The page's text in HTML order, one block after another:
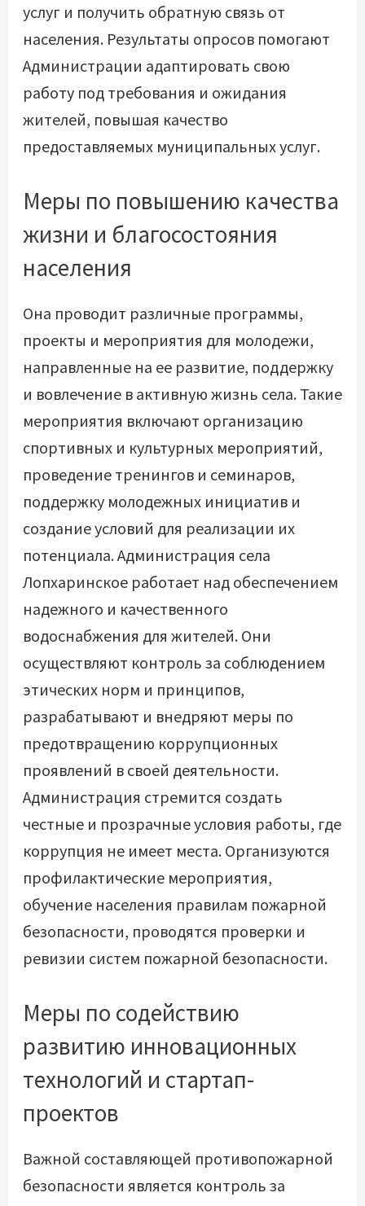
услуг и получить обратную связь от
населения. Результаты опросов помогают
Администрации адаптировать свою
работу под требования и ожидания
жителей, повышая качество
предоставляемых муниципальных услуг.
Меры по повышению качества
жизни и благосостояния
населения
Она проводит различные программы,
проекты и мероприятия для молодежи,
направленные на ее развитие, поддержку
и вовлечение в активную жизнь села. Такие
мероприятия включают организацию
спортивных и культурных мероприятий,
проведение тренингов и семинаров,
поддержку молодежных инициатив и
создание условий для реализации их
потенциала. Администрация села
Лопхаринское работает над обеспечением
надежного и качественного
водоснабжения для жителей. Они
осуществляют контроль за соблюдением
этических норм и принципов,
разрабатывают и внедряют меры по
предотвращению коррупционных
проявлений в своей деятельности.
Администрация стремится создать
честные и прозрачные условия работы, где
коррупция не имеет места. Организуются
профилактические мероприятия,
обучение населения правилам пожарной
безопасности, проводятся проверки и
ревизии систем пожарной безопасности.
Меры по содействию
развитию инновационных
технологий и стартап-
проектов
Важной составляющей противопожарной
безопасности является контроль за